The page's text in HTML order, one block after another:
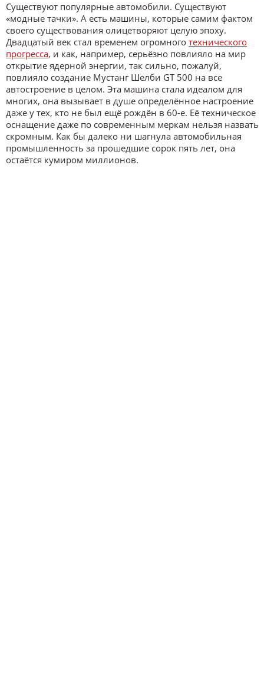
Существуют популярные автомобили. Существуют
«модные тачки». А есть машины, которые самим фактом
своего существования олицетворяют целую эпоху.
Двадцатый век стал временем огромного технического
прогресса, и как, например, серьёзно повлияло на мир
открытие ядерной энергии, так сильно, пожалуй,
повлияло создание Мустанг Шелби GT 500 на все
автостроение в целом. Эта машина стала идеалом для
многих, она вызывает в душе определённое настроение
даже у тех, кто не был ещё рождён в 60-е. Её техническое
оснащение даже по современным меркам нельзя назвать
скромным. Как бы далеко ни шагнула автомобильная
промышленность за прошедшие сорок пять лет, она
остаётся кумиром миллионов.